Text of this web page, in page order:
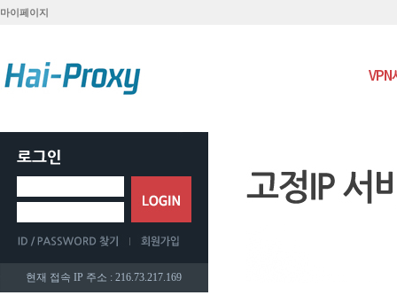
마이페이지
VPN
현재 접속 IP 주소 : 216.73.217.169